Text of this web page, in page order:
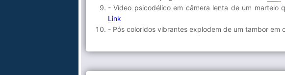
- Vídeo psicodélico em câmera lenta de um
Link
- Pós coloridos vibrantes explodem de um tambor em